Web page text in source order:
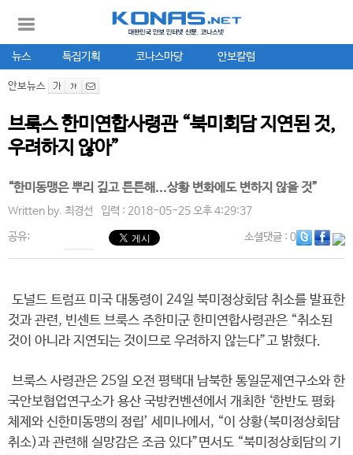
뉴스 특집기획 코나스마당 안보칼럼
안보뉴스
브룩스 한미연합사령관 “북미회담 지연된 것,
우려하지 않아”
“한미동맹은 뿌리 깊고 튼튼해...상황 변화에도 변하지 않을 것”
Written by. 최경선 입력 : 2018-05-25 오후 4:29:37
공유: 소셜댓글: 0
도널드 트럼프 미국 대통령이 24일 북미정상회담 취소를 발표한
것과 관련, 빈센트 브룩스 주한미군 한미연합사령관은 “취소된
것이 아니라 지연되는 것이므로 우려하지 않는다”고 밝혔다.
브룩스 사령관은 25일 오전 평택대 남북한 통일문제연구소와 한
국안보협업연구소가 용산 국방컨벤션에서 개최한 ‘한반도 평화
체제와 신한미동맹의 정립’ 세미나에서, “이 상황(북미정상회담
취소)과 관련해 실망감은 조금 있다”면서도 “북미정상회담의 기